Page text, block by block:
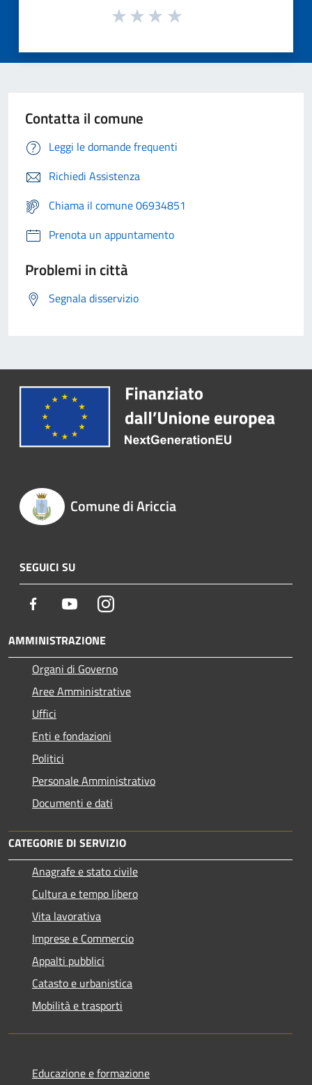
Contatta il comune
Leggi le domande frequenti
Richiedi Assistenza
Chiama il comune 06934851
Prenota un appuntamento
Problemi in città
Segnala disservizio
Comune di Ariccia
SEGUICI SU
Facebook YoutubeInstagram
AMMINISTRAZIONE
Organi di Governo
Aree Amministrative
Uffici
Enti e fondazioni
Politici
Personale Amministrativo
Documenti e dati
CATEGORIE DI SERVIZIO
Anagrafe e stato civile
Cultura e tempo libero
Vita lavorativa
Imprese e Commercio
Appalti pubblici
Catasto e urbanistica
Mobilità e trasporti
Educazione e formazione